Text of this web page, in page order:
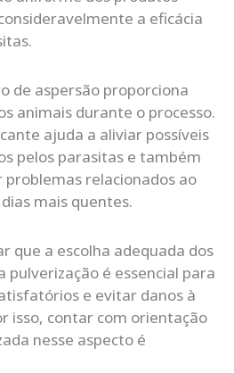
a eficácia
de aspersão proporciona
animais durante o processo.
ajuda a aliviar possíveis
pelos parasitas e também
relacionados ao
mais quentes.
que a escolha adequada dos
pulverização é essencial para
e evitar danos à
isso, contar com orientação
nesse aspecto é